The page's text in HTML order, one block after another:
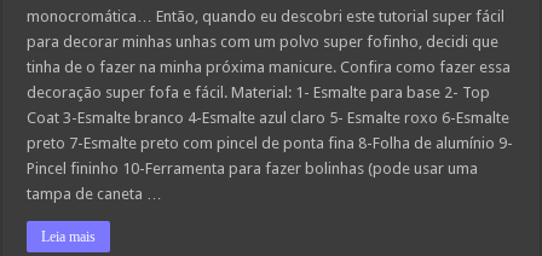
monocromática… Então, quando eu descobri este tutorial super fácil
para decorar minhas unhas com um polvo super fofinho, decidi que
tinha de o fazer na minha próxima manicure. Confira como fazer essa
decoração super fofa e fácil. Material: 1- Esmalte para base 2- Top
Coat 3-Esmalte branco 4-Esmalte azul claro 5- Esmalte roxo 6-Esmalte
preto 7-Esmalte preto com pincel de ponta fina 8-Folha de alumínio 9-
Pincel fininho 10-Ferramenta para fazer bolinhas (pode usar uma
tampa de caneta …
Leia mais